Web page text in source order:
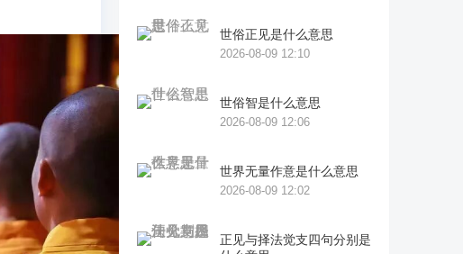
世俗正见是什么意思
2026-08-09 12:10
世俗智是什么意思
2026-08-09 12:06
世界无量作意是什么意思
2026-08-09 12:02
正见与择法觉支四句分别是